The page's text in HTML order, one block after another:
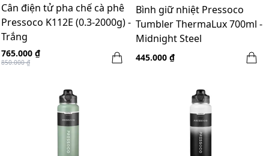
Cân điện tử pha chế cà phê
Pressoco K112E (0.3-2000g) -
Trắng
765.000 ₫
850.000 ₫
Bình giữ nhiệt Pressoco
Tumbler ThermaLux 700ml -
Midnight Steel
445.000 ₫